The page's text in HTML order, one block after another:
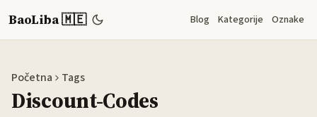
BaoLiba 🇲🇪 Blog Kategorije Oznake
Početna Tags
Discount-Codes